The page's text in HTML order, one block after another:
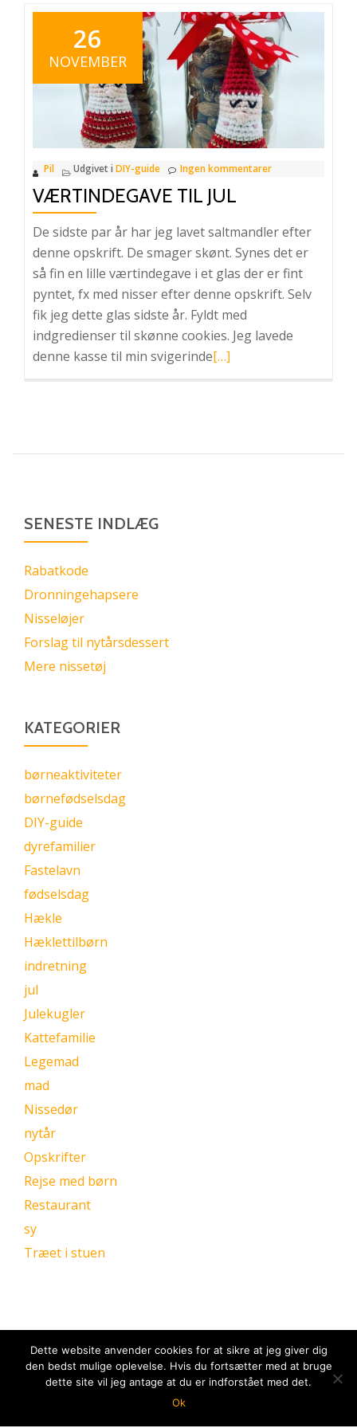
26
NOVEMBER
Pil Udgivet i DIY-guide Ingen kommentarer
VÆRTINDEGAVE TIL JUL
De sidste par år har jeg lavet saltmandler efter
denne opskrift. De smager skønt. Synes det er
så fin en lille værtindegave i et glas der er fint
pyntet, fx med nisser efter denne opskrift. Selv
fik jeg dette glas sidste år. Fyldt med
indgredienser til skønne cookies. Jeg lavede
denne kasse til min svigerindeLæs
[…]
SENESTE INDLÆG
Rabatkode
Dronningehapsere
Nisseløjer
Forslag til nytårsdessert
Mere nissetøj
KATEGORIER
børneaktiviteter
børnefødselsdag
DIY-guide
dyrefamilier
Fastelavn
fødselsdag
Hækle
Hæklettilbørn
indretning
jul
Julekugler
Kattefamilie
Legemad
mad
Nissedør
nytår
Opskrifter
Rejse med børn
Restaurant
sy
Træet i stuen
Dette website anvender cookies for at sikre at jeg giver dig
den bedst mulige oplevelse. Hvis du fortsætter med at bruge
dette site vil jeg antage at du er indforstået med det.
Ok